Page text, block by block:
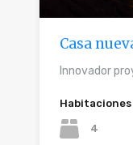
Casa
Innovador
Habitaciones
4